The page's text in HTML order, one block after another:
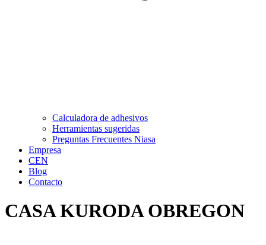
Calculadora de adhesivos
Herramientas sugeridas
Preguntas Frecuentes Niasa
Empresa
CEN
Blog
Contacto
CASA KURODA OBREGON